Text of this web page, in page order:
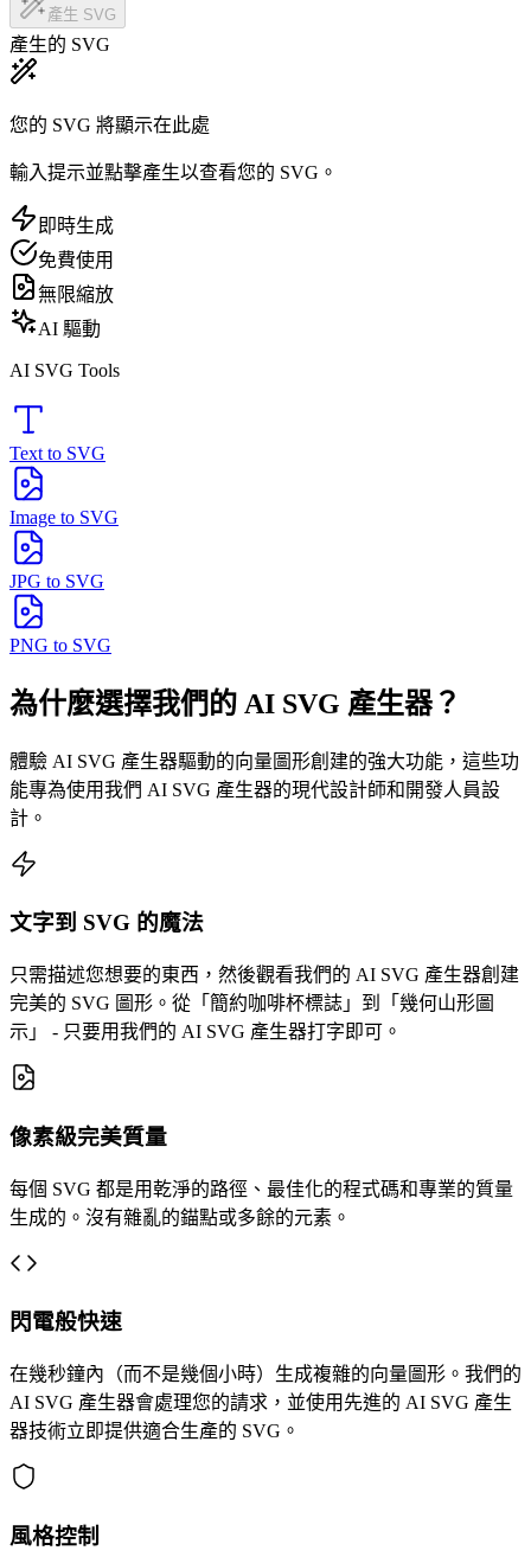
產生 SVG
產生的 SVG
您的 SVG 將顯示在此處
輸入提示並點擊產生以查看您的 SVG。
即時生成
免費使用
無限縮放
AI 驅動
AI SVG Tools
Text to SVG
Image to SVG
JPG to SVG
PNG to SVG
為什麼選擇我們的 AI SVG 產生器？
體驗 AI SVG 產生器驅動的向量圖形創建的強大功能，這些功
能專為使用我們 AI SVG 產生器的現代設計師和開發人員設
計。
文字到 SVG 的魔法
只需描述您想要的東西，然後觀看我們的 AI SVG 產生器創建
完美的 SVG 圖形。從「簡約咖啡杯標誌」到「幾何山形圖
示」 - 只要用我們的 AI SVG 產生器打字即可。
像素級完美質量
每個 SVG 都是用乾淨的路徑、最佳化的程式碼和專業的質量
生成的。沒有雜亂的錨點或多餘的元素。
閃電般快速
在幾秒鐘內（而不是幾個小時）生成複雜的向量圖形。我們的
AI SVG 產生器會處理您的請求，並使用先進的 AI SVG 產生
器技術立即提供適合生產的 SVG。
風格控制